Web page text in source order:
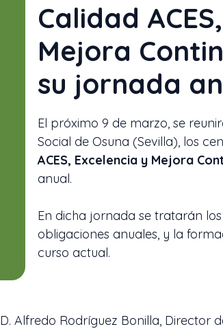
Calidad
Mejora
su jornada
El próximo 9 de marzo, se
Social de Osuna (Sevilla), los
ACES, Excelencia y Mejora
anual.
En dicha jornada se tratarán
obligaciones anuales, y la
curso actual.
Alfredo Rodríguez Bonilla, Director